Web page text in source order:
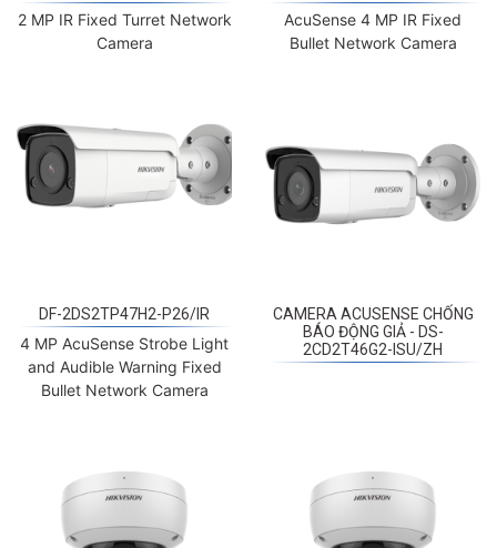
2 MP IR Fixed Turret Network
Camera
AcuSense 4 MP IR Fixed
Bullet Network Camera
DF-2DS2TP47H2-P26/IR
4 MP AcuSense Strobe Light
and Audible Warning Fixed
Bullet Network Camera
CAMERA ACUSENSE CHỐNG
BÁO ĐỘNG GIẢ - DS-
2CD2T46G2-ISU/ZH